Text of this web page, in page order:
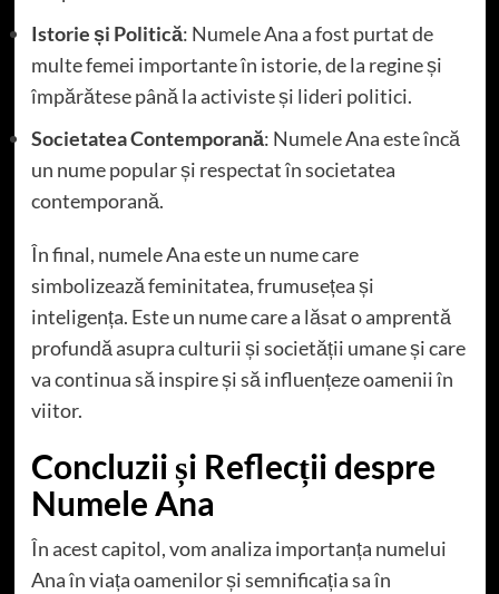
Istorie și Politică: Numele Ana a fost purtat de
multe femei importante în istorie, de la regine și
împărătese până la activiste și lideri politici.
Societatea Contemporană: Numele Ana este încă
un nume popular și respectat în societatea
contemporană.
În final, numele Ana este un nume care
simbolizează feminitatea, frumusețea și
inteligența. Este un nume care a lăsat o amprentă
profundă asupra culturii și societății umane și care
va continua să inspire și să influențeze oamenii în
viitor.
Concluzii și Reflecții despre
Numele Ana
În acest capitol, vom analiza importanța numelui
Ana în viața oamenilor și semnificația sa în